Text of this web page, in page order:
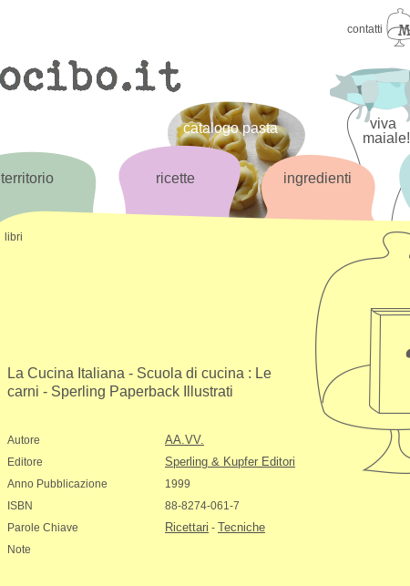
contatti
territorio ricette
catalogo pasta
ingredienti
viva
maiale!
libri
La Cucina Italiana - Scuola di cucina : Le
carni - Sperling Paperback Illustrati
Autore AA.VV.
Editore Sperling & Kupfer Editori
Anno Pubblicazione
1999
ISBN
88-8274-061-7
Parole Chiave
Ricettari - Tecniche
Note